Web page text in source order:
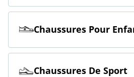
Chaussures Pour
Chaussures De Sport